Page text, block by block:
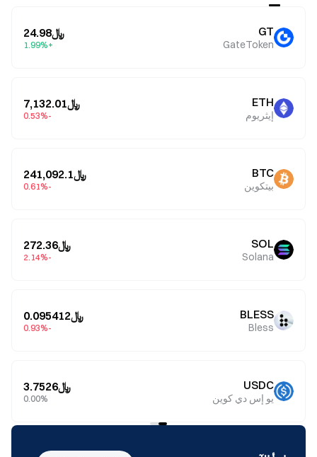
GT
GateToken
﷼24.98
+1.99%
ETH
إيثريوم
﷼7,132.01
-0.53%
BTC
بيتكوين
﷼241,092.1
-0.61%
SOL
Solana
﷼272.36
-2.14%
BLESS
Bless
﷼0.095412
-0.93%
USDC
يو إس دي كوين
﷼3.7526
0.00%